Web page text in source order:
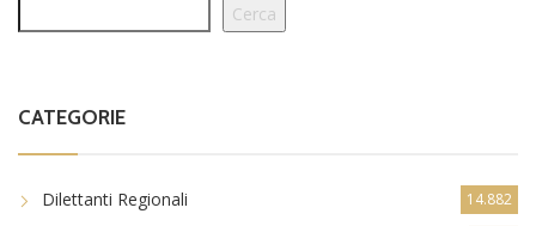
Cerca
CATEGORIE
Dilettanti Regionali 14.882